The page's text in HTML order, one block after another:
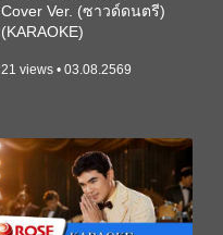
Cover Ver. (ซาวด์ดนตรี)
(KARAOKE)
21 views • 03.08.2569